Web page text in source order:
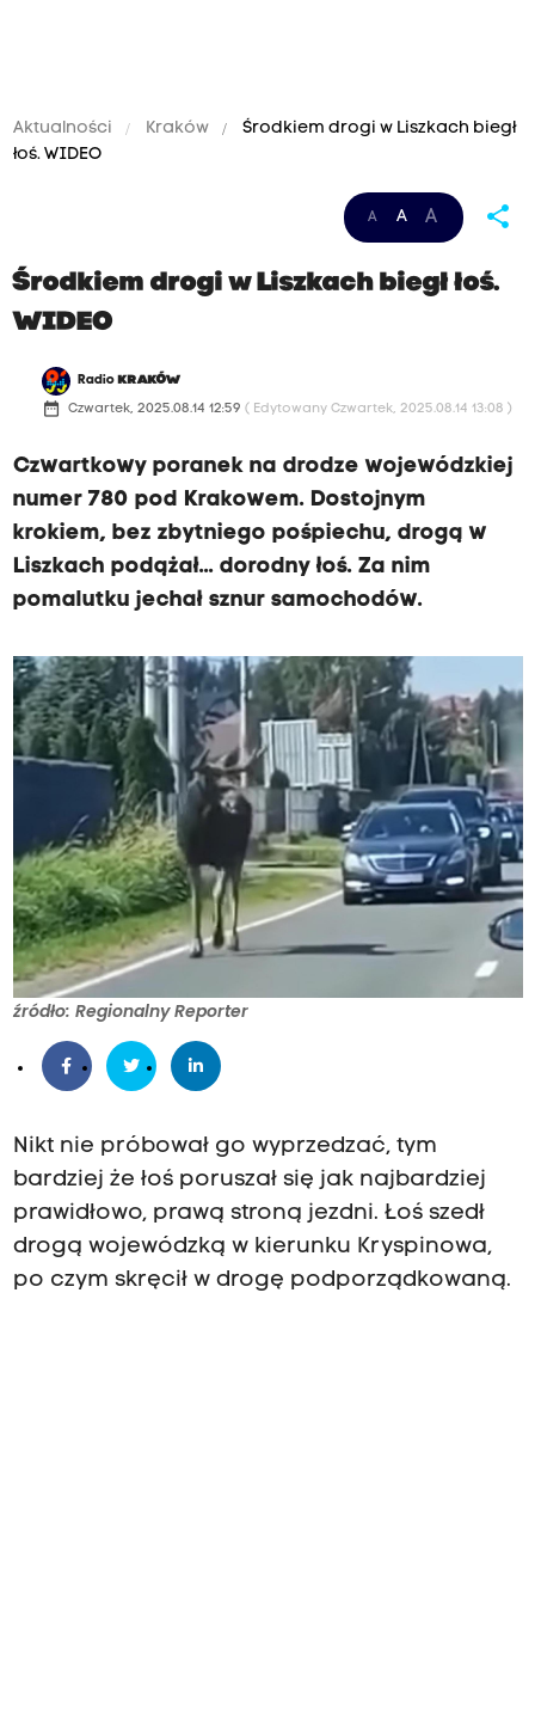
Aktualności Kraków
Środkiem drogi w Liszkach biegł
łoś. WIDEO
A A A share
Środkiem drogi w Liszkach biegł łoś.
WIDEO
Radio KRAKÓW
date_range Czwartek, 2025.08.14 12:59 ( Edytowany Czwartek, 2025.08.14 13:08 )
Czwartkowy poranek na drodze wojewódzkiej
numer 780 pod Krakowem. Dostojnym
krokiem, bez zbytniego pośpiechu, drogą w
Liszkach podążał... dorodny łoś. Za nim
pomalutku jechał sznur samochodów.
źródło: Regionalny Reporter
Nikt nie próbował go wyprzedzać, tym
bardziej że łoś poruszał się jak najbardziej
prawidłowo, prawą stroną jezdni. Łoś szedł
drogą wojewódzką w kierunku Kryspinowa,
po czym skręcił w drogę podporządkowaną.